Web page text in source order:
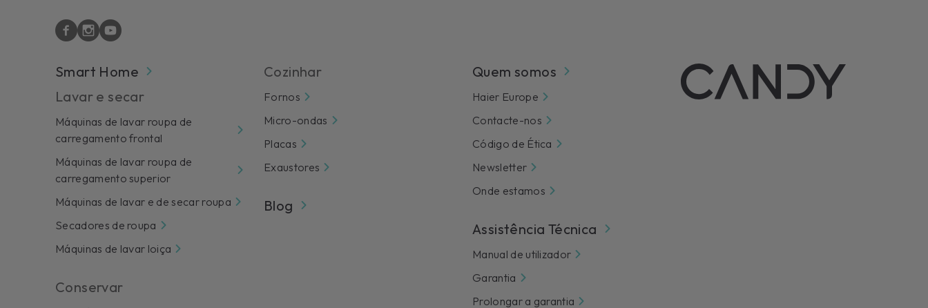
Smart Home
Lavar e secar
Máquinas de lavar roupa de
carregamento frontal
Máquinas de lavar roupa de
carregamento superior
Máquinas de lavar e de secar roupa
Secadores de roupa
Máquinas de lavar loiça
Conservar
Cozinhar
Fornos
Micro-ondas
Placas
Exaustores
Blog
Quem somos
Haier Europe
Contacte-nos
Código de Ética
Newsletter
Onde estamos
Assistência Técnica
Manual de utilizador
Garantia
Prolongar a garantia